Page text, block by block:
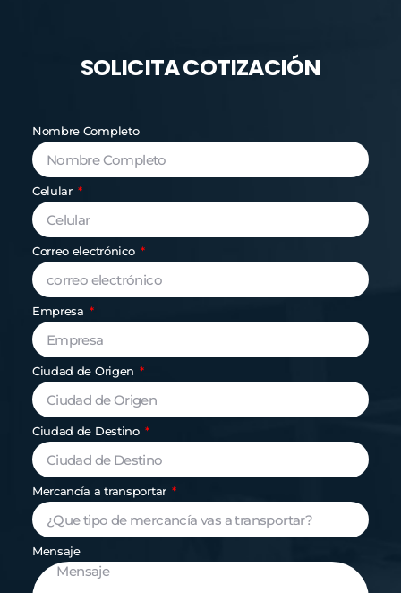
SOLICITA COTIZACIÓN
Nombre Completo
Celular
Correo electrónico
Empresa
Ciudad de Origen
Ciudad de Destino
Mercancía a transportar
Mensaje